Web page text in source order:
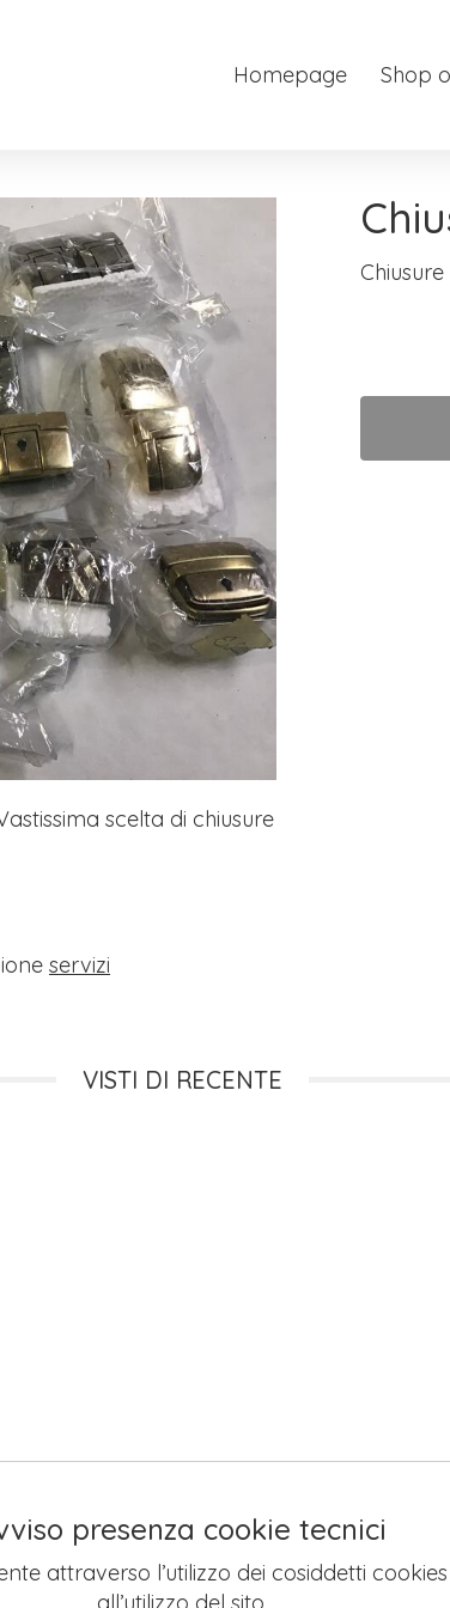
Homepage Shop
scelta di chiusure
Chiusure
servizi
VISTI DI RECENTE
presenza cookie tecnici
attraverso l’utilizzo dei cosiddetti
all’utilizzo del sito.